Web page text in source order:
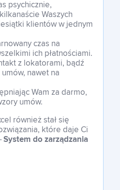
psychicznie,
Waszych
klientów w jednym
czas na
ich płatnościami.
z lokatorami, bądź
nawet na
Wam za darmo,
umów.
również stał się
które daje Ci
System do zarządzania